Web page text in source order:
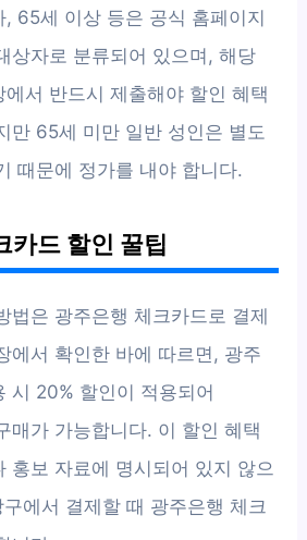
65세 이상 등은 공식 홈페이지
상자로 분류되어 있으며, 해당
서 반드시 제출해야 할인 혜택
만 65세 미만 일반 성인은 별도
때문에 정가를 내야 합니다.
카드 할인 꿀팁
법은 광주은행 체크카드로 결제
에서 확인한 바에 따르면, 광주
시 20% 할인이 적용되어
매가 가능합니다. 이 할인 혜택
홍보 자료에 명시되어 있지 않으
에서 결제할 때 광주은행 체크